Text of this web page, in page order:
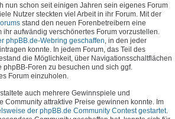
nun schon seit einigen Jahren sein eigenes Forum
Nutzer steckten viel Arbeit in ihr Forum. Mit der
stand den neuen Forenbetreibern eine
ihr aufwändig verschönertes Forum vorzustellen.
phpBB.de-Webring geschaffen, in den jeder
konnte. In jedem Forum, das Teil des
die Möglichkeit, über Navigationsschaltflächen
Foren zu besuchen und sich ggf.
Forum einzuholen.
auch mehrere Gewinnspiele und
Community attraktive Preise gewinnen konnte. Im
der phpBB.de Community Contest gestartet.